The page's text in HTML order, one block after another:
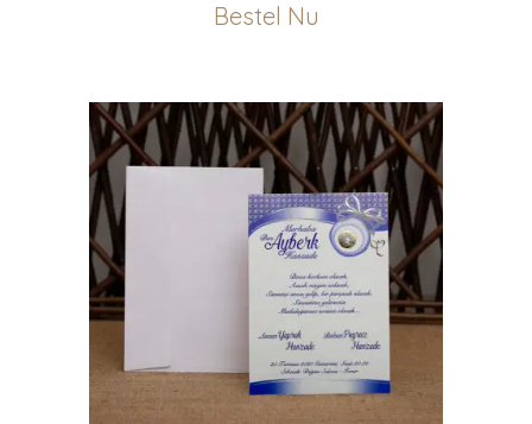
Bestel Nu